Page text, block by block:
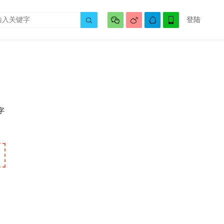
登陆
   
